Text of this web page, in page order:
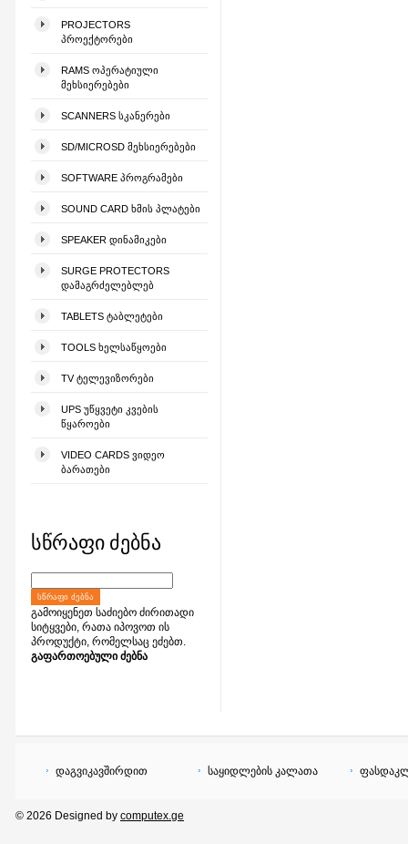
PROJECTORS
ᲞᲠᲝᲔᲥᲢᲝᲠᲔᲑᲘ
RAMS ᲝᲞᲔᲠᲐᲢᲘᲣᲚᲘ
ᲛᲔᲮᲡᲘᲔᲠᲔᲑᲔᲑᲘ
SCANNERS ᲡᲙᲐᲜᲔᲠᲔᲑᲘ
SD/MICROSD ᲛᲔᲮᲡᲘᲔᲠᲔᲑᲔᲑᲘ
SOFTWARE ᲞᲠᲝᲒᲠᲐᲛᲔᲑᲘ
SOUND CARD ᲮᲛᲘᲡ ᲞᲚᲐᲢᲔᲑᲘ
SPEAKER ᲓᲘᲜᲐᲛᲘᲙᲔᲑᲘ
SURGE PROTECTORS
ᲓᲐᲛᲐᲒᲠᲫᲔᲚᲔᲑᲚᲔᲑ
TABLETS ᲢᲐᲑᲚᲔᲢᲔᲑᲘ
TOOLS ᲮᲔᲚᲡᲐᲬᲧᲝᲔᲑᲘ
TV ᲢᲔᲚᲔᲕᲘᲖᲝᲠᲔᲑᲘ
UPS ᲣᲬᲧᲕᲔᲢᲘ ᲙᲕᲔᲑᲘᲡ
ᲬᲧᲐᲠᲝᲔᲑᲘ
VIDEO CARDS ᲕᲘᲓᲔᲝ
ᲑᲐᲠᲐᲗᲔᲑᲘ
სწრაფი ძებნა
ᲡᲬᲠᲐᲤᲘ ᲫᲔᲑᲜᲐ
გამოიყენეთ საძიებო ძირითადი
სიტყვები, რათა იპოვოთ ის
პროდუქტი, რომელსაც ეძებთ.
გაფართოებული ძებნა
დაგვიკავშირდით საყიდლების კალათა
© 2026 Designed by computex.ge